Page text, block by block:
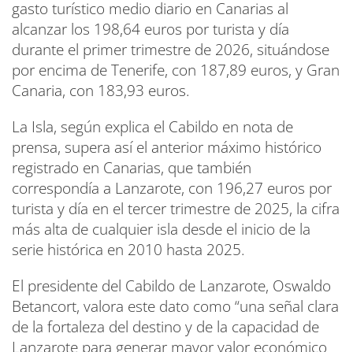
gasto turístico medio diario en Canarias al
alcanzar los 198,64 euros por turista y día
durante el primer trimestre de 2026, situándose
por encima de Tenerife, con 187,89 euros, y Gran
Canaria, con 183,93 euros.
La Isla, según explica el Cabildo en nota de
prensa, supera así el anterior máximo histórico
registrado en Canarias, que también
correspondía a Lanzarote, con 196,27 euros por
turista y día en el tercer trimestre de 2025, la cifra
más alta de cualquier isla desde el inicio de la
serie histórica en 2010 hasta 2025.
El presidente del Cabildo de Lanzarote, Oswaldo
Betancort, valora este dato como “una señal clara
de la fortaleza del destino y de la capacidad de
Lanzarote para generar mayor valor económico